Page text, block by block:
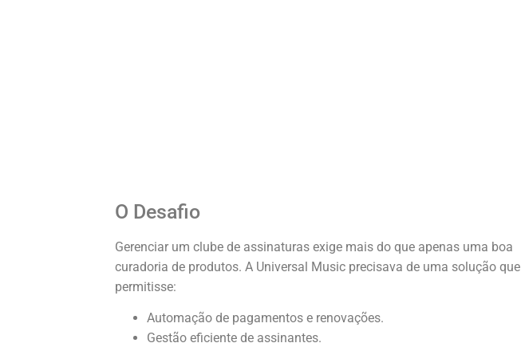
O Desafio
Gerenciar um clube de assinaturas exige mais do que apenas uma boa
curadoria de produtos. A Universal Music precisava de uma solução que
permitisse:
Automação de pagamentos e renovações.
Gestão eficiente de assinantes.